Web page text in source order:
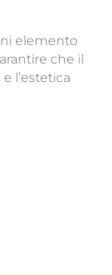
elemento
che il
l’estetica